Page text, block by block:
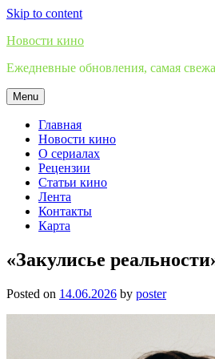
Skip to content
Новости кино
Ежедневные обновления, самая
Menu
Главная
Новости кино
О сериалах
Рецензии
Статьи кино
Лента
Контакты
Карта
«Закулисье
Posted on 14.06.2026 by poster